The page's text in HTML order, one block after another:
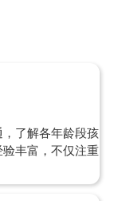
了解各年龄段孩
丰富，不仅注重